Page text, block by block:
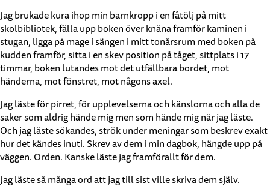
Jag brukade kura ihop min barnkropp i en fåtölj på mitt
skolbibliotek, fälla upp boken över knäna framför kaminen i
stugan, ligga på mage i sängen i mitt tonårsrum med boken på
kudden framför, sitta i en skev position på tåget, sittplats i 17
timmar, boken lutandes mot det utfällbara bordet, mot
händerna, mot fönstret, mot någons axel.
Jag läste för pirret, för upplevelserna och känslorna och alla de
saker som aldrig hände mig men som hände mig när jag läste.
Och jag läste sökandes, strök under meningar som beskrev exakt
hur det kändes inuti. Skrev av dem i min dagbok, hängde upp på
väggen. Orden. Kanske läste jag framförallt för dem.
Jag läste så många ord att jag till sist ville skriva dem själv.